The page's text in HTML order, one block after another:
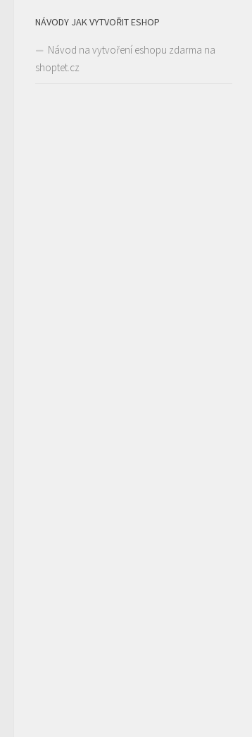
NÁVODY JAK VYTVOŘIT ESHOP
Návod na vytvoření eshopu zdarma na
shoptet.cz